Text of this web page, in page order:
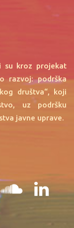
su kroz projekat
razvoj: podrška
društva“, koji
uz podršku
javne uprave.